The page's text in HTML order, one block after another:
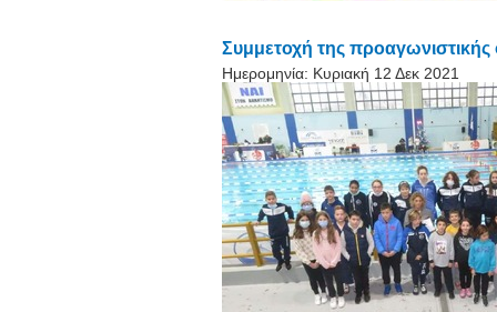
Συμμετοχή της
Ημερομηνία: Κυριακή 12 Δεκ 2021